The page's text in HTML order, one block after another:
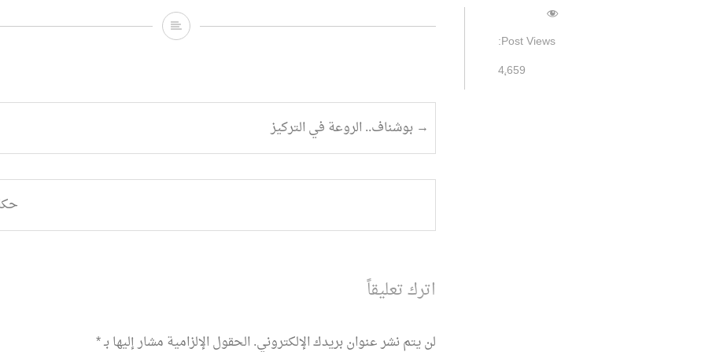
Post Views:
4٬659
النور
فكرون
تصفح
المقالة
→ بوشناف.. الروعة في التركيز
اترك تعليقاً
لن يتم نشر عنوان بريدك الإلكتروني. الحقول الإلزامية مشار إليها بـ*